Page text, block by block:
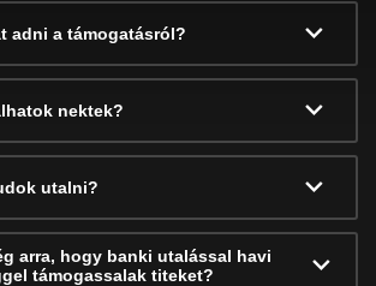
adni a támogatásról?
nektek?
utalni?
arra, hogy banki utalással havi
támogassalak titeket?